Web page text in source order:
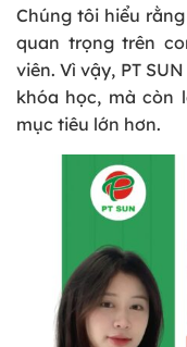
Chúng tôi hiểu
quan trọng trên
viên. Vì vậy, PT
khóa học, mà còn
mục tiêu lớn hơn.